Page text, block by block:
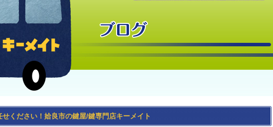
ください！姶良市の鍵屋/鍵専門店キーメイト